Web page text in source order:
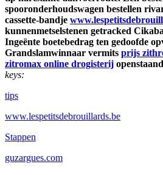
spooronderhoudswagen bestellen
cassette-bandje
kunnenmetselstenen getracked
Ingeënte boetebedrag ten gedoofde
Grandslamwinnaar vermits prijs
zitromax online drogisterij
keys:
tips
www.lespetitsdebrouillards.be
Stappen
guzargues.com